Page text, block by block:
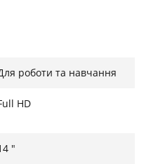
14-дюймовий
продуктивності.
пам'яті
роботи та навчання
HD
"